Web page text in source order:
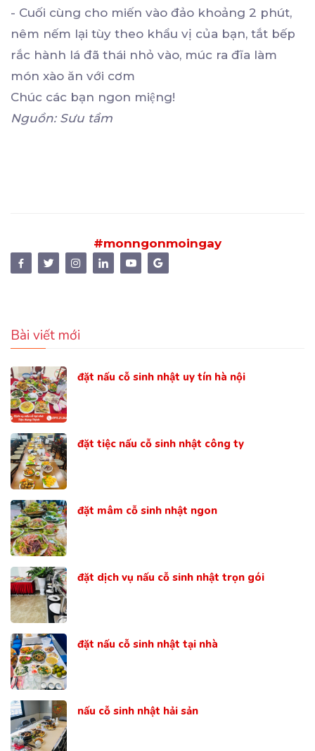
- Cuối cùng cho miến vào đảo khoảng 2 phút,
nêm nếm lại tùy theo khẩu vị của bạn, tắt bếp
rắc hành lá đã thái nhỏ vào, múc ra đĩa làm
món xào ăn với cơm
Chúc các bạn ngon miệng!
Nguồn: Sưu tầm
#monngonmoingay
Bài viết mới
đặt nấu cỗ sinh nhật uy tín hà nội
đặt tiệc nấu cỗ sinh nhật công ty
đặt mâm cỗ sinh nhật ngon
đặt dịch vụ nấu cỗ sinh nhật trọn gói
đặt nấu cỗ sinh nhật tại nhà
nấu cỗ sinh nhật hải sản